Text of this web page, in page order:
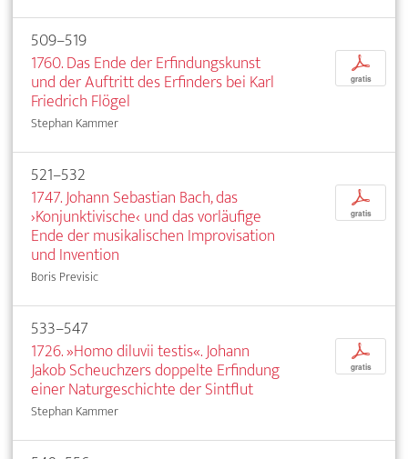
509–519
1760. Das Ende der Erfindungskunst
und der Auftritt des Erfinders bei Karl
Friedrich Flögel
Stephan Kammer
p
gratis
521–532
1747. Johann Sebastian Bach, das
›Konjunktivische‹ und das vorläufige
Ende der musikalischen Improvisation
und Invention
Boris Previsic
p
gratis
533–547
1726. »Homo diluvii testis«. Johann
Jakob Scheuchzers doppelte Erfindung
einer Naturgeschichte der Sintflut
Stephan Kammer
p
gratis